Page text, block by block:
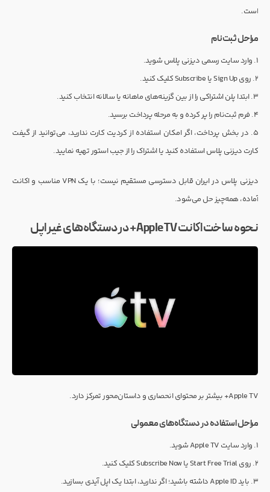
است.
مراحل ثبت‌نام
۱. وارد سایت رسمی دیزنی پلاس شوید.
۲. روی Sign Up یا Subscribe کلیک کنید.
۳. ابتدا پلن اشتراکی را از بین گزینه‌های ماهانه یا سالانه انتخاب کنید.
۴. فرم ثبت‌نام را پر کرده و به مرحله پرداخت برسید.
۵. در بخش پرداخت، اگر امکان استفاده از کردیت کارت ندارید، می‌توانید از گیفت
کارت دیزنی پلاس استفاده کنید یا اشتراک را از جیب استور تهیه نمایید.
دیزنی پلاس در ایران قابل دسترسی مستقیم نیست؛ با یک VPN مناسب و اکانت
آماده، همه‌چیز حل می‌شود.
نحوه ساخت اکانت Apple TV+ در دستگاه‌های غیر اپل
Apple TV+ بیشتر بر محتوای انحصاری و داستان‌محور تمرکز دارد.
مراحل استفاده در دستگاه‌های معمولی
۱. وارد سایت Apple TV شوید.
۲. روی Start Free Trial یا Subscribe Now کلیک کنید.
۳. باید Apple ID داشته باشید؛ اگر ندارید، ابتدا یک اپل آیدی بسازید.